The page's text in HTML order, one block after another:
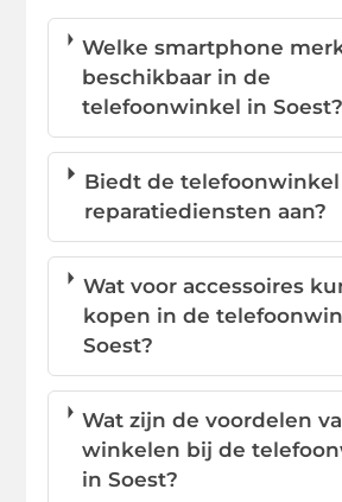
Welke smartphone
beschikbaar in de
telefoonwinkel in Soest?
Biedt de telefoonwinkel
reparatiediensten aan?
Wat voor accessoires
kopen in de
Soest?
Wat zijn de voordelen
winkelen bij de
in Soest?